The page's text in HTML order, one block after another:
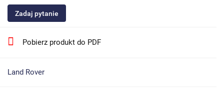
Zadaj pytanie
Pobierz produkt do PDF
Land Rover